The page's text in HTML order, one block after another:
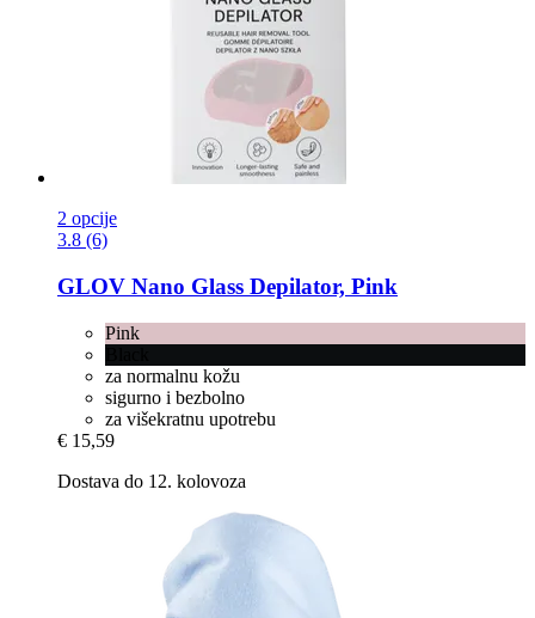
2 opcije
3.8 (6)
GLOV Nano Glass Depilator, Pink
Pink
za normalnu kožu
sigurno i bezbolno
za višekratnu upotrebu
€ 15,59
Dostava do 12. kolovoza